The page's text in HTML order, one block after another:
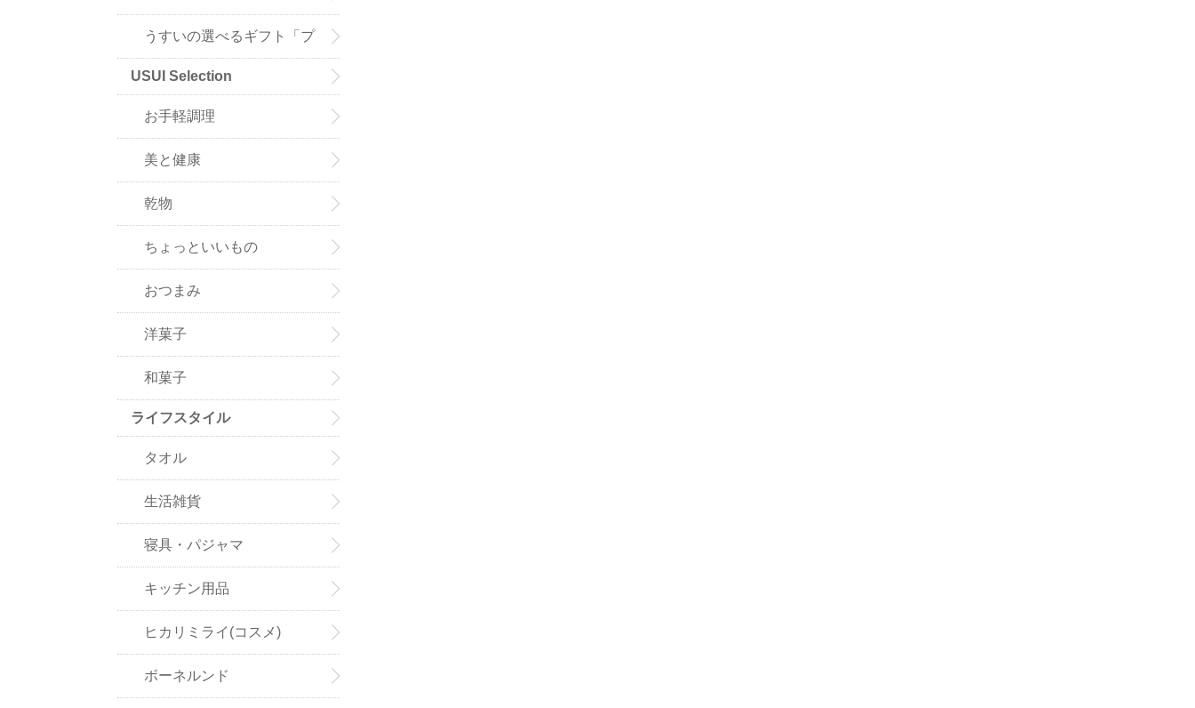
「ア・ラ・グルメ」
うすいの選べるギフト「プ
ルミエ」
USUI Selection
お手軽調理
美と健康
乾物
ちょっといいもの
おつまみ
洋菓子
和菓子
ライフスタイル
タオル
生活雑貨
寝具・パジャマ
キッチン用品
ヒカリミライ(コスメ)
ボーネルンド